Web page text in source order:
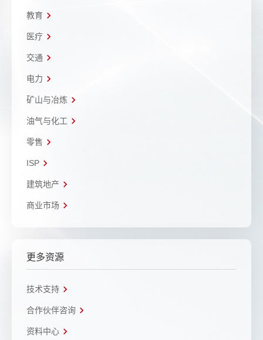
教育
医疗
交通
电力
矿山与冶炼
油气与化工
零售
ISP
建筑地产
商业市场
更多资源
技术支持
合作伙伴咨询
资料中心